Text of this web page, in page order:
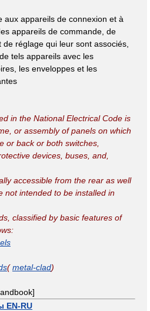
aux appareils de connexion et à
appareils de commande, de
réglage qui leur sont associés,
tels appareils avec les
les enveloppes et les
in the National Electrical Code is
or assembly of panels on which
or back or both switches,
devices, buses, and,
accessible from the rear as well
not intended to be installed in
classified by basic features of
(metal-clad)
EN-RU